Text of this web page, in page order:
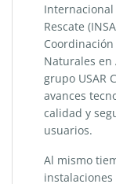
Rescate
Naturales en
grupo USAR
avances
calidad y
usuarios.
Al mismo